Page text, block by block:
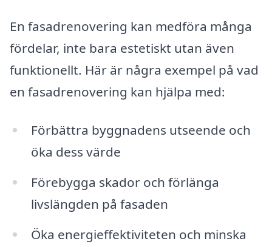
En fasadrenovering kan medföra många
fördelar, inte bara estetiskt utan även
funktionellt. Här är några exempel på vad
en fasadrenovering kan hjälpa med:
Förbättra byggnadens utseende och
öka dess värde
Förebygga skador och förlänga
livslängden på fasaden
Öka energieffektiviteten och minska